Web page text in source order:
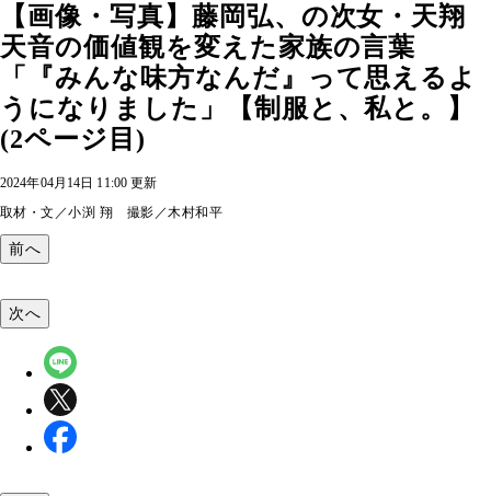
【画像・写真】藤岡弘、の次女・天翔
天音の価値観を変えた家族の言葉
「『みんな味方なんだ』って思えるよ
うになりました」【制服と、私と。】
(2ページ目)
2024年04月14日 11:00 更新
取材・文／小渕 翔 撮影／木村和平
前へ
次へ